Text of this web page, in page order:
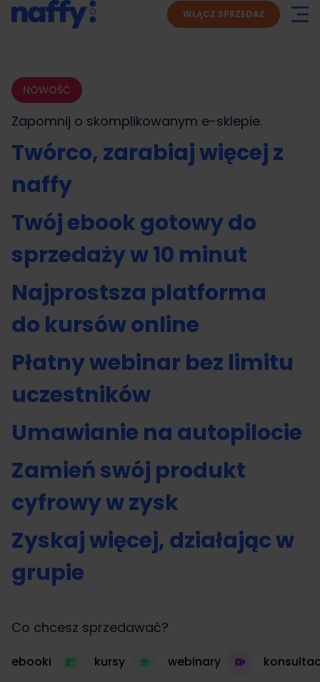
WŁĄCZ SPRZEDAŻ
NOWOŚĆ
Zapomnij o skomplikowanym e-sklepie.
Twórco, zarabiaj więcej z
naffy
Twój ebook gotowy do
sprzedaży w 10 minut
Najprostsza platforma
do kursów online
Płatny webinar bez limitu
uczestników
Umawianie na autopilocie
Zamień swój produkt
cyfrowy w zysk
Zyskaj więcej, działając w
grupie
Co chcesz sprzedawać?
ebooki kursy webinary